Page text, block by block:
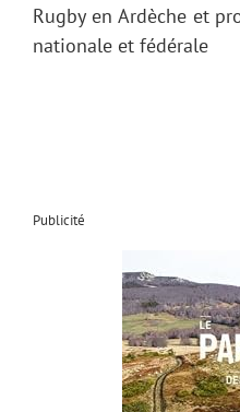
Rugby en Ardèche et
nationale et fédérale
Publicité